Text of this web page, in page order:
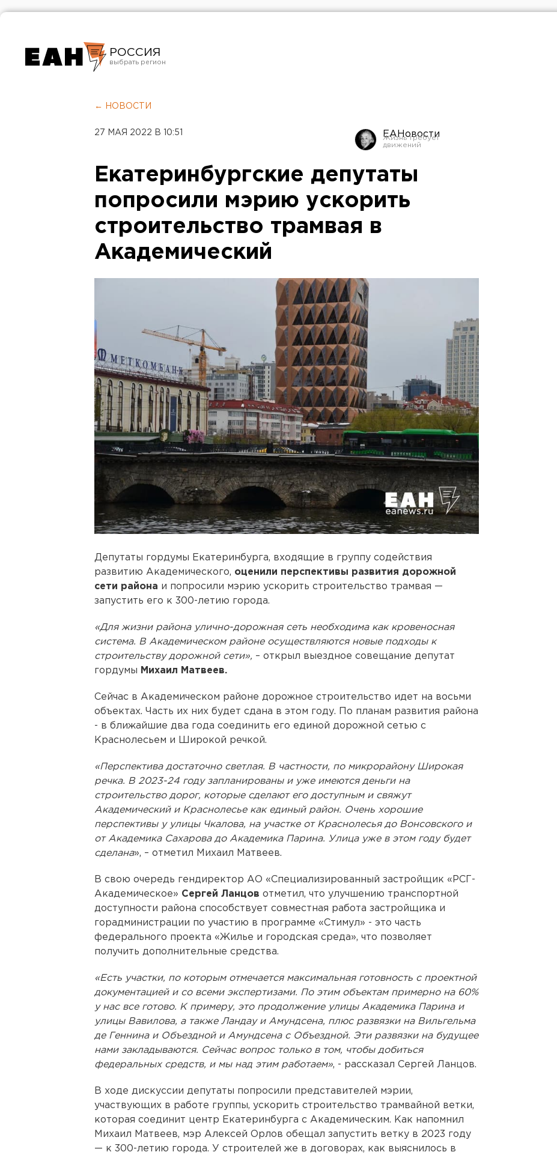
РОССИЯ
Челябинск
← НОВОСТИ
27 МАЯ 2022 В 10:51 ЕАНовости
Екатеринбургские депутаты
попросили мэрию ускорить
строительство трамвая в
Академический
Депутаты гордумы Екатеринбурга, входящие в группу содействия
развитию Академического, оценили перспективы развития дорожной
сети района и попросили мэрию ускорить строительство трамвая —
запустить его к 300-летию города.
«Для жизни района улично-дорожная сеть необходима как кровеносная
система. В Академическом районе осуществляются новые подходы к
строительству дорожной сети», – открыл выездное совещание депутат
гордумы Михаил Матвеев.
Сейчас в Академическом районе дорожное строительство идет на восьми
объектах. Часть их них будет сдана в этом году. По планам развития района
- в ближайшие два года соединить его единой дорожной сетью с
Краснолесьем и Широкой речкой.
«Перспектива достаточно светлая. В частности, по микрорайону Широкая
речка. В 2023-24 году запланированы и уже имеются деньги на
строительство дорог, которые сделают его доступным и свяжут
Академический и Краснолесье как единый район. Очень хорошие
перспективы у улицы Чкалова, на участке от Краснолесья до Вонсовского и
от Академика Сахарова до Академика Парина. Улица уже в этом году будет
сделана», – отметил Михаил Матвеев.
В свою очередь гендиректор АО «Специализированный застройщик «РСГ-
Академическое» Сергей Ланцов отметил, что улучшению транспортной
доступности района способствует совместная работа застройщика и
горадминистрации по участию в программе «Стимул» - это часть
федерального проекта «Жилье и городская среда», что позволяет
получить дополнительные средства.
«Есть участки, по которым отмечается максимальная готовность с проектной
документацией и со всеми экспертизами. По этим объектам примерно на 60%
у нас все готово. К примеру, это продолжение улицы Академика Парина и
улицы Вавилова, а также Ландау и Амундсена, плюс развязки на Вильгельма
де Геннина и Объездной и Амундсена с Объездной. Эти развязки на будущее
нами закладываются. Сейчас вопрос только в том, чтобы добиться
федеральных средств, и мы над этим работаем», - рассказал Сергей Ланцов.
В ходе дискуссии депутаты попросили представителей мэрии,
участвующих в работе группы, ускорить строительство трамвайной ветки,
которая соединит центр Екатеринбурга с Академическим. Как напомнил
Михаил Матвеев, мэр Алексей Орлов обещал запустить ветку в 2023 году
— к 300-летию города. У строителей же в договорах, как выяснилось в